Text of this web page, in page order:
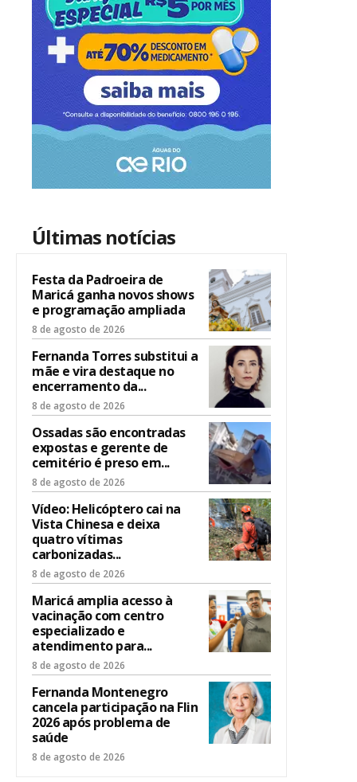
Últimas notícias
Festa da Padroeira de
Maricá ganha novos shows
e programação ampliada
8 de agosto de 2026
Fernanda Torres substitui a
mãe e vira destaque no
encerramento da...
8 de agosto de 2026
Ossadas são encontradas
expostas e gerente de
cemitério é preso em...
8 de agosto de 2026
Vídeo: Helicóptero cai na
Vista Chinesa e deixa
quatro vítimas
carbonizadas...
8 de agosto de 2026
Maricá amplia acesso à
vacinação com centro
especializado e
atendimento para...
8 de agosto de 2026
Fernanda Montenegro
cancela participação na Flin
2026 após problema de
saúde
8 de agosto de 2026